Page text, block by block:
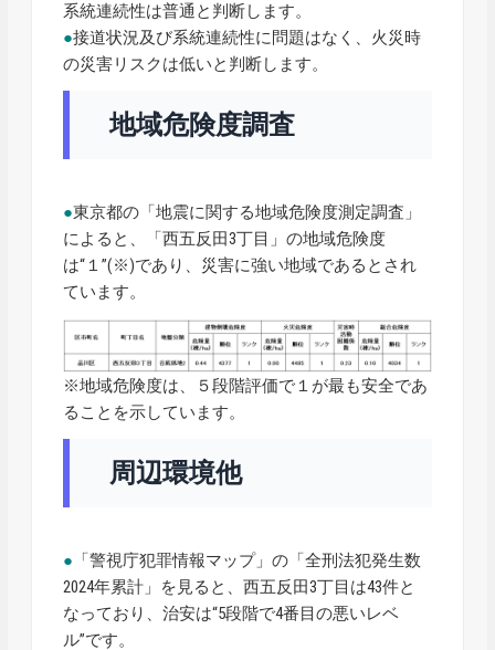
系統連続性は普通と判断します。
●接道状況及び系統連続性に問題はなく、火災時
の災害リスクは低いと判断します。
地域危険度調査
●東京都の「地震に関する地域危険度測定調査」
によると、「西五反田3丁目」の地域危険度
は“１”(※)であり、災害に強い地域であるとされ
ています。
※地域危険度は、５段階評価で１が最も安全であ
ることを示しています。
周辺環境他
● 「警視庁犯罪情報マップ」の「全刑法犯発生数
2024年累計」を見ると、西五反田3丁目は43件と
なっており、治安は“5段階で4番目の悪いレベ
ル”です。